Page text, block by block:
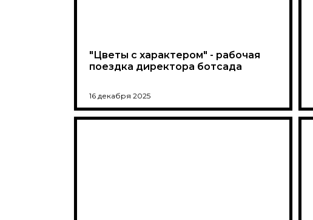
"Цветы с характером" - рабочая
поездка директора ботсада
16 декабря 2025